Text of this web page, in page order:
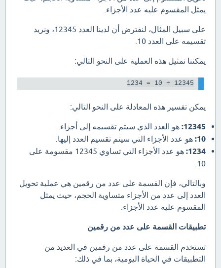
يمثل المقسوم عليه عدد الأجزاء.
على سبيل المثال، لنفترض أن لدينا العدد 12345، ونريد
تقسيمه على العدد 10.
يمكننا تمثيل هذه العملية على النحو التالي:
12345 ÷ 10 = 1234
يمكن تفسير هذه المعادلة على النحو التالي:
12345: هو العدد الذي سيتم تقسيمه إلى أجزاء.
10: هو عدد الأجزاء التي سيتم تقسيم العدد إليها.
1234:
هو عدد الأجزاء التي تساوي 12345 مقسومة على
10.
وبالتالي، فإن القسمة على عدد من رقمين هي عملية تحويل
العدد إلى عدد من الأجزاء متساوية الحجم، حيث يمثل
المقسوم عليه عدد الأجزاء.
تطبيقات القسمة على عدد من رقمين
تستخدم القسمة على عدد من رقمين في العديد من
التطبيقات في الحياة اليومية، بما في ذلك: